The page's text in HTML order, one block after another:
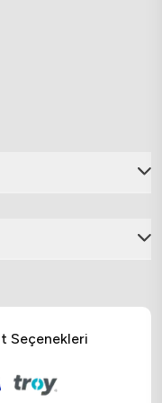
klasik tatil
sunduğu için
konseptinin
ya da
İslami villa
yapılardan
Seçenekleri